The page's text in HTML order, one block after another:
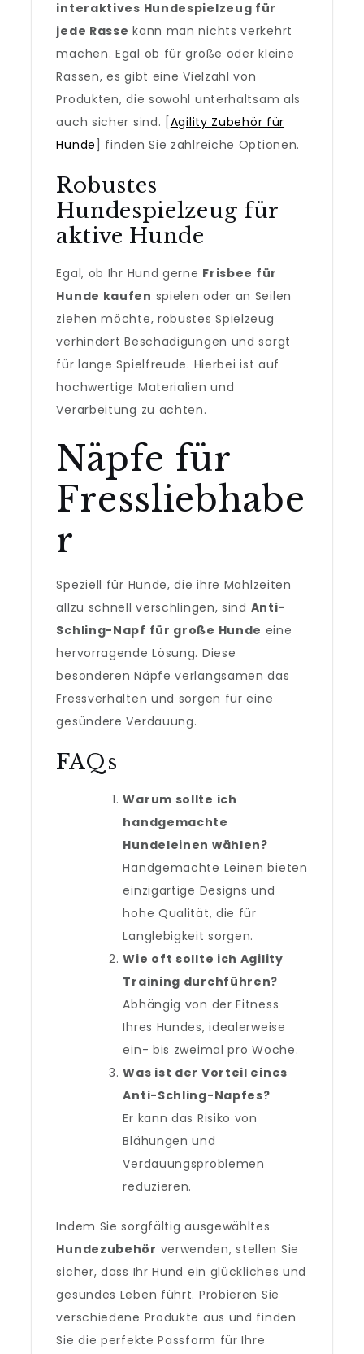
interaktives Hundespielzeug für
jede Rasse kann man nichts verkehrt
machen. Egal ob für große oder kleine
Rassen, es gibt eine Vielzahl von
Produkten, die sowohl unterhaltsam als
auch sicher sind. [Agility Zubehör für
Hunde ] finden Sie zahlreiche Optionen.
Robustes
Hundespielzeug für
aktive Hunde
Egal, ob Ihr Hund gerne Frisbee für
Hunde kaufen spielen oder an Seilen
ziehen möchte, robustes Spielzeug
verhindert Beschädigungen und sorgt
für lange Spielfreude. Hierbei ist auf
hochwertige Materialien und
Verarbeitung zu achten.
Näpfe für
Fressliebhabe
r
Speziell für Hunde, die ihre Mahlzeiten
allzu schnell verschlingen, sind Anti-
Schling-Napf für große Hunde eine
hervorragende Lösung. Diese
besonderen Näpfe verlangsamen das
Fressverhalten und sorgen für eine
gesündere Verdauung.
FAQs
Warum sollte ich
handgemachte
Hundeleinen wählen?
Handgemachte Leinen bieten
einzigartige Designs und
hohe Qualität, die für
Langlebigkeit sorgen.
Wie oft sollte ich Agility
Training durchführen?
Abhängig von der Fitness
Ihres Hundes, idealerweise
ein- bis zweimal pro Woche.
Was ist der Vorteil eines
Anti-Schling-Napfes?
Er kann das Risiko von
Blähungen und
Verdauungsproblemen
reduzieren.
Indem Sie sorgfältig ausgewähltes
Hundezubehör verwenden, stellen Sie
sicher, dass Ihr Hund ein glückliches und
gesundes Leben führt. Probieren Sie
verschiedene Produkte aus und finden
Sie die perfekte Passform für Ihre